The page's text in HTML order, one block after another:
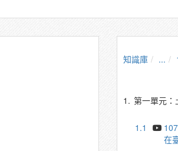
知識庫 ...
1. 第一單元：
1.1
在